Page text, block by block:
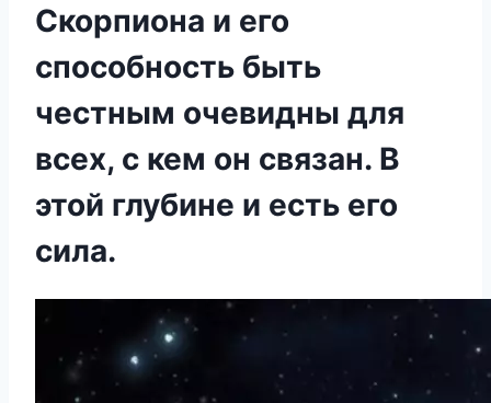
Скорпиона и его
способность быть
честным очевидны для
всех, с кем он связан. В
этой глубине и есть его
сила.